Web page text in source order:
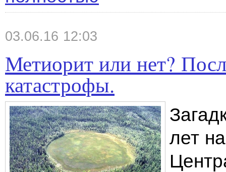
03.06.16 12:03
Метиорит или нет?
катастрофы.
лет